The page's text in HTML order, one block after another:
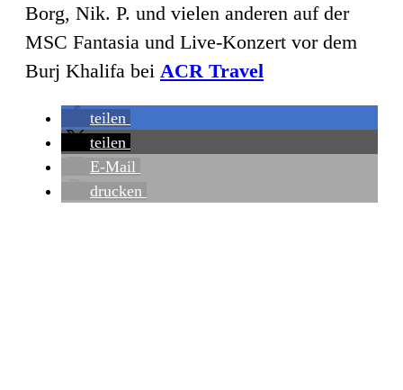
Borg, Nik. P. und vielen anderen auf der
MSC Fantasia und Live-Konzert vor dem
Burj Khalifa bei ACR Travel
teilen
teilen
E-Mail
drucken